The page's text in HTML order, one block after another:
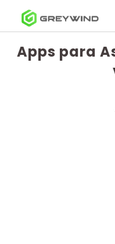
conteúdo
Apps para